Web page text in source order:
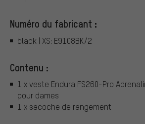
Numéro du fabricant :
black | XS: E9108BK/2
Contenu :
1 x veste Endura FS260-Pro
pour dames
1 x sacoche de rangement